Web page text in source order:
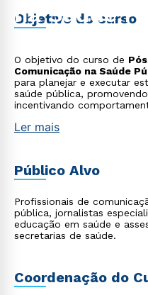
na Saúde
Objetivo do curso
O objetivo do curso de
Comunicação na Saúde
para planejar e executar
saúde pública,
incentivando
Ler mais
Público Alvo
Profissionais de
pública, jornalistas
educação em saúde e
secretarias de saúde.
Coordenação do